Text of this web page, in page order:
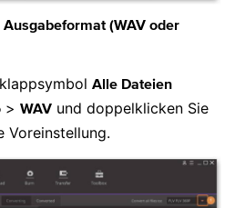
(WAV oder
Alle Dateien
> WAV und doppelklicken Sie
Voreinstellung.